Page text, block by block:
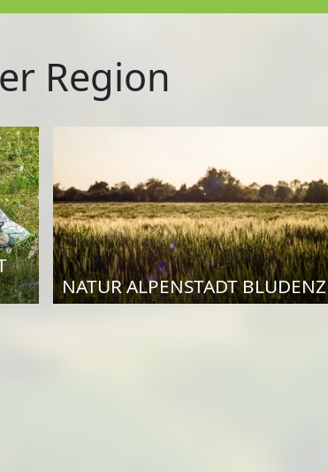
Region
NATUR ALPENSTADT BLUDENZ